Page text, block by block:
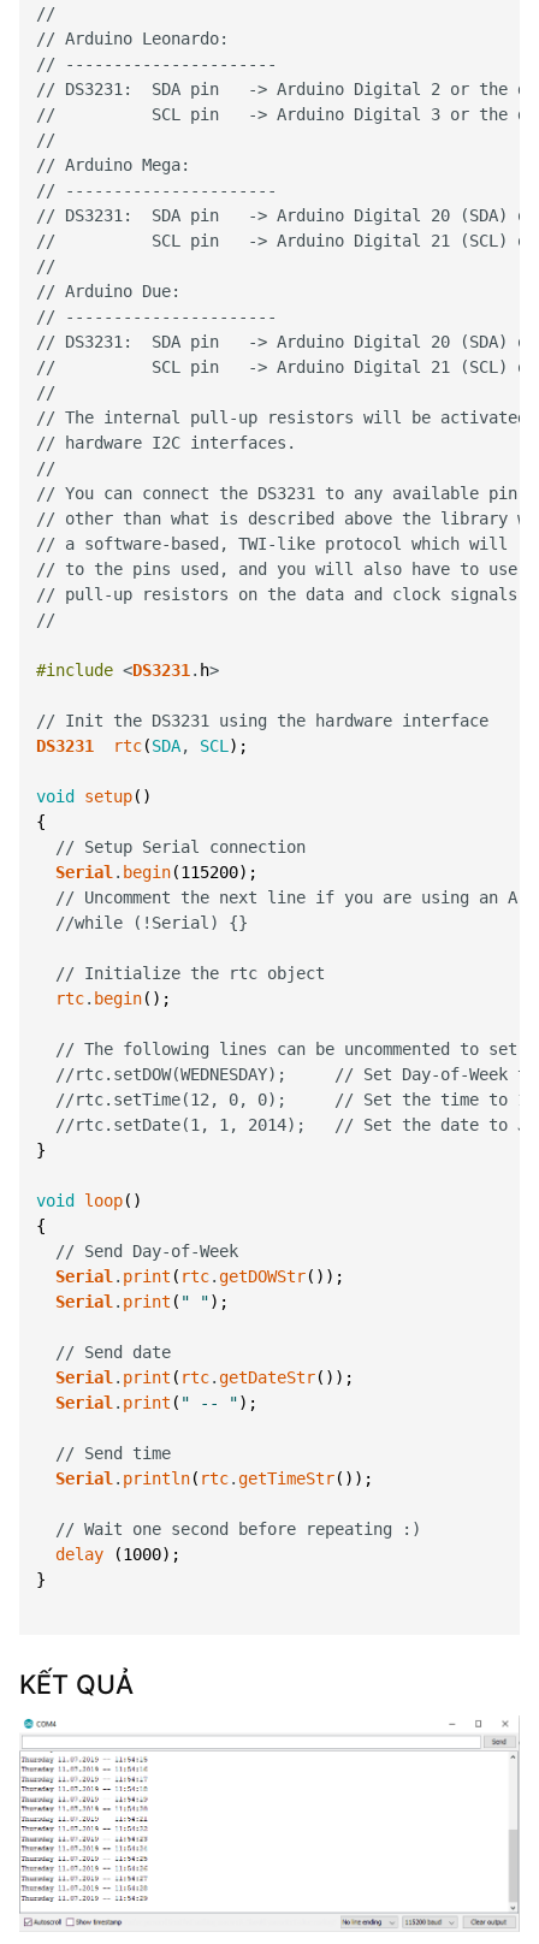
//
// Arduino Leonardo:
// ----------------------
// DS3231:  SDA pin   -> Arduino Digital 2 or the
//          SCL pin   -> Arduino Digital 3 or the
//
// Arduino Mega:
// ----------------------
// DS3231:  SDA pin   -> Arduino Digital 20 (SDA)
//          SCL pin   -> Arduino Digital 21 (SCL)
//
// Arduino Due:
// ----------------------
// DS3231:  SDA pin   -> Arduino Digital 20 (SDA)
//          SCL pin   -> Arduino Digital 21 (SCL)
//
// The internal pull-up resistors will be activated
// hardware I2C interfaces.
//
// You can connect the DS3231 to any available pin
// other than what is described above the library
// a software-based, TWI-like protocol which will
// to the pins used, and you will also have to use
// pull-up resistors on the data and clock signals.
//
#include <DS3231 . h>
// Init the DS3231 using the hardware interface
DS3231
rtc(SDA, SCL ) ;
void setup( )
{
// Setup Serial connection
Serial . begin(115200) ;
// Uncomment the next line if you are using an
//while (!Serial) {}
// Initialize the rtc object
rtc. begin( ) ;
// The following lines can be uncommented to set
//rtc.setDOW(WEDNESDAY);     // Set Day-of-Week to
//rtc.setTime(12, 0, 0);     // Set the time to
//rtc.setDate(1, 1, 2014);   // Set the date to
}
void loop( )
{
// Send Day-of-Week
Serial . print ( rtc.getDOWStr( ) ) ;
Serial . print ( " ") ;
// Send date
Serial . print ( rtc.getDateStr( ) ) ;
Serial . print ( " -- ") ;
// Send time
Serial . println( rtc.getTimeStr( ) ) ;
// Wait one second before repeating :)
delay
(1000) ;
}
KẾT QUẢ